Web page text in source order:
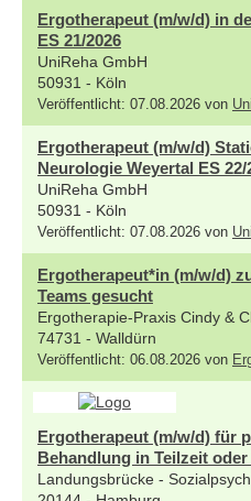
Ergotherapeut (m/w/d) in
ES 21/2026
UniReha GmbH
50931 - Köln
Veröffentlicht: 07.08.2026 von
Ergotherapeut (m/w/d)
Neurologie Weyertal ES 22/
UniReha GmbH
50931 - Köln
Veröffentlicht: 07.08.2026 von
Ergotherapeut*in (m/w/d)
Teams gesucht
Ergotherapie-Praxis Cindy &
74731 - Walldürn
Veröffentlicht: 06.08.2026 von
Ergotherapeut (m/w/d) für
Behandlung in Teilzeit
Landungsbrücke -